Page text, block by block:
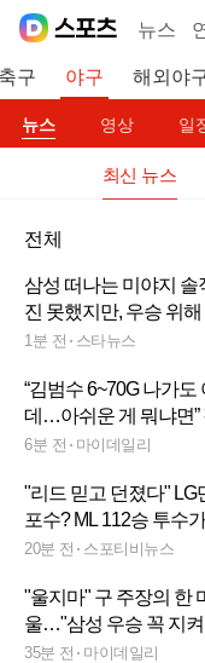
뉴스
구 야구 해외야
뉴스 영상 일
최신 뉴스
전체
삼성 떠나는 미야지 솔
진 못했지만, 우승 위
1분 전 스타뉴스
“김범수 6~70G 나가도
데…아쉬운 게 뭐냐면”
완 이적생 이것을 하자
6분 전 마이데일리
"리드 믿고 던졌다" LG
포수? ML 112승 투수
다
20분 전 스포티비뉴스
"울지마" 구 주장의 한
울…"삼성 우승 꼭 지
마지막 인사
35분 전 마이데일리